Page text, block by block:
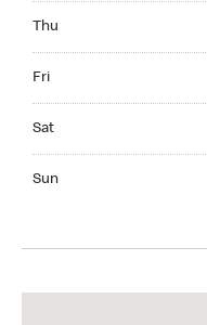
Thu
Fri
Sat
Sun